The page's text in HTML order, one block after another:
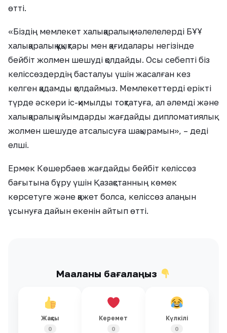
өтті.
«Біздің мемлекет халықаралық мәлелелерді БҰҰ
халықаралық құқықтары мен қағидалары негізінде
бейбіт жолмен шешуді қолдайды. Осы себепті біз
келіссөздердің басталуы үшін жасалған кез
келген қадамды қолдаймыз. Мемлекеттерді ерікті
түрде әскери іс-қимылды тоқтатуға, ал әлемді және
халықаралық ұйымдарды жағдайды дипломатиялық
жолмен шешуде атсалысуға шақырамын», – деді
елші.
Ермек Көшербаев жағдайды бейбіт келіссөз
бағытына бұру үшін Қазақстанның көмек
көрсетуге және қажет болса, келіссөз алаңын
ұсынуға дайын екенін айтып өтті.
Мақаланы бағалаңыз
Жақсы
0
Керемет
0
Күлкілі
0